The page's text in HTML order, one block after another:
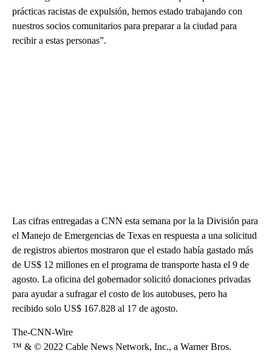
prácticas racistas de expulsión, hemos estado trabajando con
nuestros socios comunitarios para preparar a la ciudad para
recibir a estas personas”.
Las cifras entregadas a CNN esta semana por la la División para
el Manejo de Emergencias de Texas en respuesta a una solicitud
de registros abiertos mostraron que el estado había gastado más
de US$ 12 millones en el programa de transporte hasta el 9 de
agosto. La oficina del gobernador solicitó donaciones privadas
para ayudar a sufragar el costo de los autobuses, pero ha
recibido solo US$ 167.828 al 17 de agosto.
The-CNN-Wire
™ & © 2022 Cable News Network, Inc., a Warner Bros.